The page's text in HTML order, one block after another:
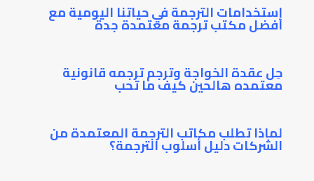
استخدامات الترجمة في حياتنا اليومية مع
أفضل مكتب ترجمة معتمدة جدة
حِل عقدة الخواجة وترجم ترجمه قانونية
معتمده هالحين كيف ما تحب
لماذا تطلب مكاتب الترجمة المعتمدة من
الشركات دليل أسلوب الترجمة؟